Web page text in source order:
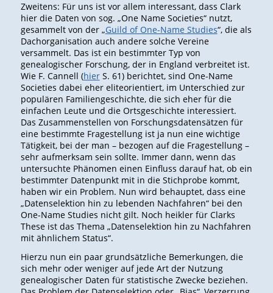
Zweitens: Für uns ist vor allem interessant, dass Clark
hier die Daten von sog. „One Name Societies“ nutzt,
gesammelt von der „Guild of One-Name Studies“, die als
Dachorganisation auch andere solche Vereine
versammelt. Das ist ein bestimmter Typ von
genealogischer Forschung, der in England verbreitet ist.
Wie F. Cannell (hierS. 61) berichtet, sind One-Name
Societies dabei eher eliteorientiert, im Unterschied zur
populären Familiengeschichte, die sich eher für die
einfachen Leute und die Ortsgeschichte interessiert.
Das Zusammenstellen von Forschungsdatensätzen für
eine bestimmte Fragestellung ist ja nun eine wichtige
Tätigkeit, bei der man – bezogen auf die Fragestellung –
sehr aufmerksam sein sollte. Immer dann, wenn das
untersuchte Phänomen einen Einfluss darauf hat, ob ein
bestimmter Datenpunkt mit in die Stichprobe kommt,
haben wir ein Problem. Nun wird behauptet, dass eine
„Datenselektion hin zu lebenden Nachfahren“ bei den
One-Name Studies nicht gilt. Noch heikler für Clarks
These ist das Thema „Datenselektion hin zu Nachfahren
mit ähnlichem Status“.
Hierzu nun ein paar grundsätzliche Bemerkungen, die
sich mehr oder weniger auf jede Art der Nutzung
genealogischer Daten für statistische Zwecke beziehen.